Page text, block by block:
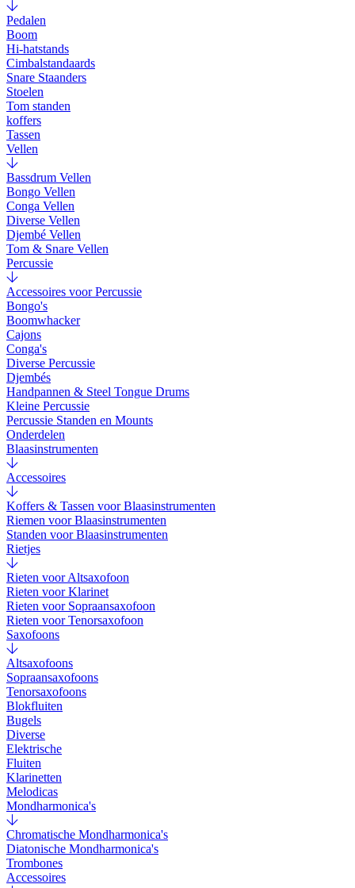
Pedalen
Boom
Hi-hatstands
Cimbalstandaards
Snare Staanders
Stoelen
Tom standen
koffers
Tassen
Vellen
Bassdrum Vellen
Bongo Vellen
Conga Vellen
Diverse Vellen
Djembé Vellen
Tom & Snare Vellen
Percussie
Accessoires voor Percussie
Bongo's
Boomwhacker
Cajons
Conga's
Diverse Percussie
Djembés
Handpannen & Steel Tongue Drums
Kleine Percussie
Percussie Standen en Mounts
Onderdelen
Blaasinstrumenten
Accessoires
Koffers & Tassen voor Blaasinstrumenten
Riemen voor Blaasinstrumenten
Standen voor Blaasinstrumenten
Rietjes
Rieten voor Altsaxofoon
Rieten voor Klarinet
Rieten voor Sopraansaxofoon
Rieten voor Tenorsaxofoon
Saxofoons
Altsaxofoons
Sopraansaxofoons
Tenorsaxofoons
Blokfluiten
Bugels
Diverse
Elektrische
Fluiten
Klarinetten
Melodicas
Mondharmonica's
Chromatische Mondharmonica's
Diatonische Mondharmonica's
Trombones
Accessoires